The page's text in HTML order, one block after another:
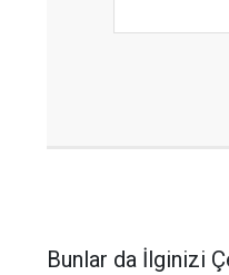
Bunlar da İlginizi